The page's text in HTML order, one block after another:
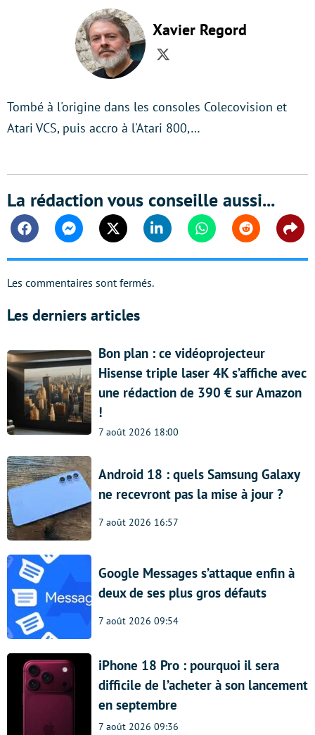
Xavier Regord
Twitter
Tombé à l'origine dans les consoles Colecovision et
Atari VCS, puis accro à l'Atari 800,…
La rédaction vous conseille aussi...
FacebookMessengerTwitter Linkedin WhatsappReddit
Les commentaires sont fermés.
Les derniers articles
Bon plan : ce vidéoprojecteur
Hisense triple laser 4K s’affiche avec
une rédaction de 390 € sur Amazon
!
7 août 2026 18:00
Android 18 : quels Samsung Galaxy
ne recevront pas la mise à jour ?
7 août 2026 16:57
Google Messages s’attaque enfin à
deux de ses plus gros défauts
7 août 2026 09:54
iPhone 18 Pro : pourquoi il sera
difficile de l’acheter à son lancement
en septembre
7 août 2026 09:36